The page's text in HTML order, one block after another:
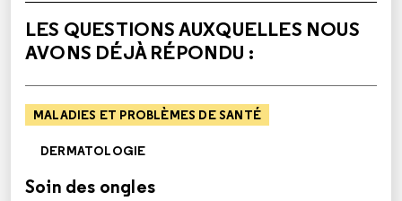
LES QUESTIONS AUXQUELLES NOUS
AVONS DÉJÀ RÉPONDU :
MALADIES ET PROBLÈMES DE SANTÉ
DERMATOLOGIE
Soin des ongles